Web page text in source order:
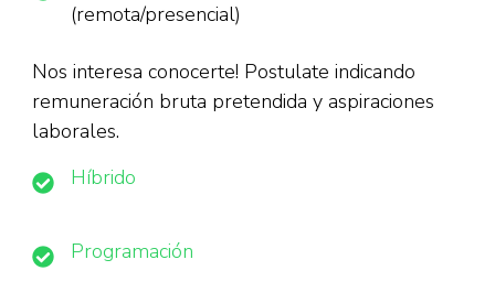
(remota/presencial)
Nos interesa conocerte! Postulate indicando
remuneración bruta pretendida y aspiraciones
laborales.
Híbrido
Programación